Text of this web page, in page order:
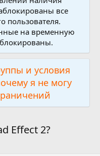
все
пользователя.
на временную
и условия
я не могу
Effect 2?